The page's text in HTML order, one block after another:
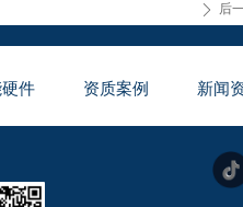
ꄲ 后
件 资质案例 新闻